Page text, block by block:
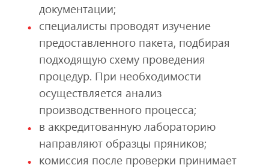
документации;
специалисты проводят изучение
предоставленного пакета, подбирая
подходящую схему проведения
процедур. При необходимости
осуществляется анализ
производственного процесса;
в аккредитованную лабораторию
направляют образцы пряников;
комиссия после проверки принимает